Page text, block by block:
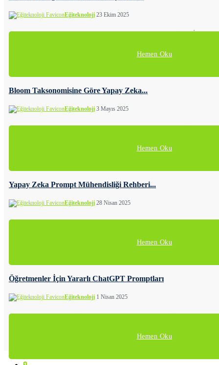
Eğiteknoloji 23 Ekim 2025
Herkese merhaba. Sizlerle Gemini ile oluşturduğum
Hemen Oku
Bloom Taksonomisine Göre Yapay Zeka...
Eğiteknoloji 3 Mayıs 2025
Eğitimde yapay zekayı verimli kullanmak isteyen
Hemen Oku
Yapay Zeka Prompt Mühendisliği Rehberi...
Eğiteknoloji 28 Nisan 2025
Bu rehber sizlere, ChatGPT‘nin yüksek kaliteli ve sizin
Hemen Oku
Öğretmenler İçin Yararlı ChatGPT Promptları
Eğiteknoloji 1 Nisan 2025
Bu pratik rehber, öğretmenlerin ChatGPT’yi eğitimde
Hemen Oku